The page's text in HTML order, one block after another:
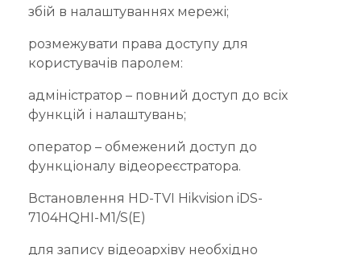
збій в налаштуваннях мережі;
розмежувати права доступу для
користувачів паролем:
адміністратор – повний доступ до всіх
функцій і налаштувань;
оператор – обмежений доступ до
функціоналу відеореєстратора.
Встановлення HD-TVI Hikvision iDS-
7104HQHI-M1/S(E)
для запису відеоархіву необхідно